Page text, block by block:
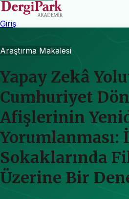
Giriş
Araştırma Makalesi
Yapay Zekâ
Cumhuriyet
Afişlerinin
Yorumlanması:
Sokaklarında
Üzerine Bir